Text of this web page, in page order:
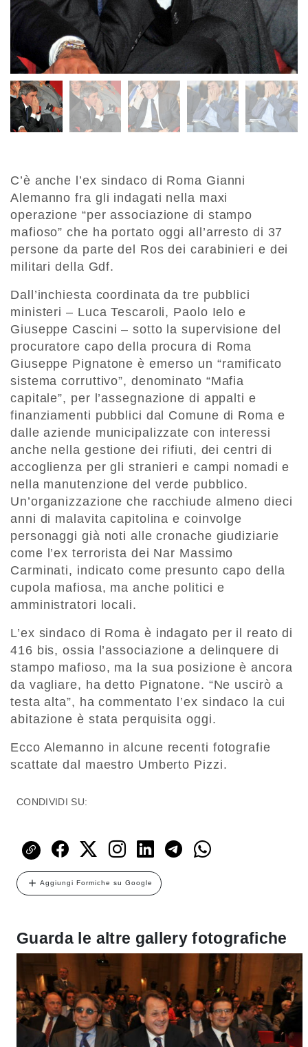
C’è anche l’ex sindaco di Roma Gianni
Alemanno fra gli indagati nella maxi
operazione “per associazione di stampo
mafioso” che ha portato oggi all’arresto di 37
persone da parte del Ros dei carabinieri e dei
militari della Gdf.
Dall’inchiesta coordinata da tre pubblici
ministeri – Luca Tescaroli, Paolo Ielo e
Giuseppe Cascini – sotto la supervisione del
procuratore capo della procura di Roma
Giuseppe Pignatone è emerso un “ramificato
sistema corruttivo”, denominato “Mafia
capitale”, per l’assegnazione di appalti e
finanziamenti pubblici dal Comune di Roma e
dalle aziende municipalizzate con interessi
anche nella gestione dei rifiuti, dei centri di
accoglienza per gli stranieri e campi nomadi e
nella manutenzione del verde pubblico.
Un’organizzazione che racchiude almeno dieci
anni di malavita capitolina e coinvolge
personaggi già noti alle cronache giudiziarie
come l’ex terrorista dei Nar Massimo
Carminati, indicato come presunto capo della
cupola mafiosa, ma anche politici e
amministratori locali.
L’ex sindaco di Roma è indagato per il reato di
416 bis, ossia l’associazione a delinquere di
stampo mafioso, ma la sua posizione è ancora
da vagliare, ha detto Pignatone. “Ne uscirò a
testa alta”, ha commentato l’ex sindaco la cui
abitazione è stata perquisita oggi.
Ecco Alemanno in alcune recenti fotografie
scattate dal maestro Umberto Pizzi.
CONDIVIDI SU:
Aggiungi Formiche su Google
Guarda le altre gallery fotografiche